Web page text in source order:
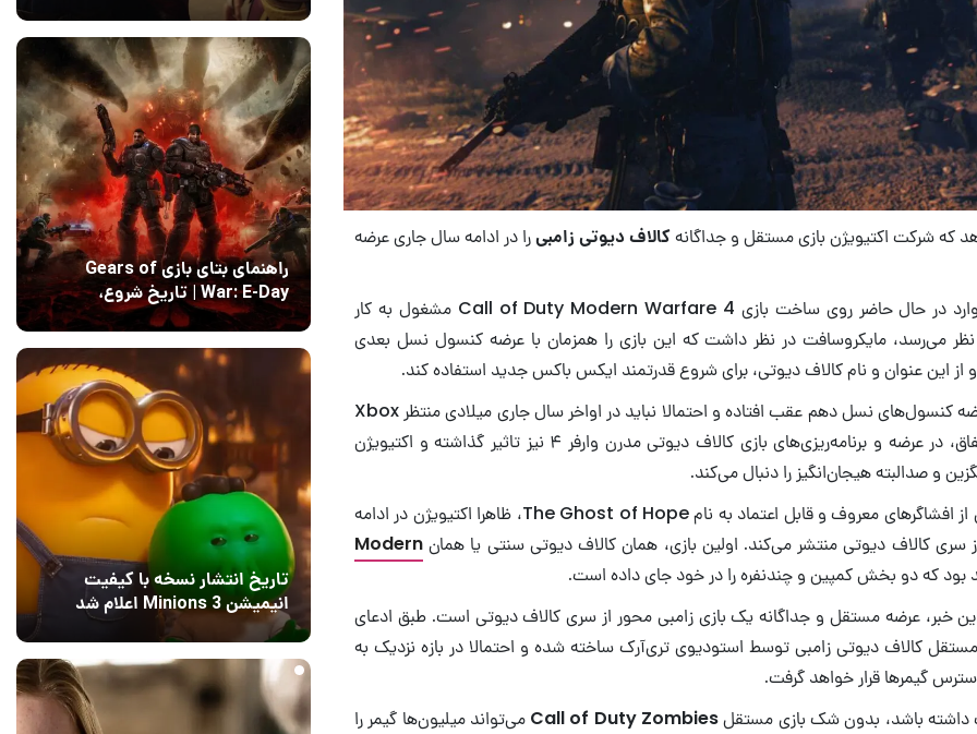
که شرکت اکتیویژن بازی مستقل و جداگانهکالاف دیوتی زامبیرا در ادامه سال جاری عرضه
استودیو اینفینیتی وارد در حال حاضر روی ساخت بازی Call of Duty Modern Warfare 4 مشغول به کار
می‌رسد، مایکروسافت در نظر داشت که این بازی را همزمان با عرضه کنسول نسل بعدی
این عنوان و نام کالاف دیوتی، برای شروع قدرتمند ایکس باکس جدید استفاده کند.
با این حال، ظاهرا عرضه کنسول‌های نسل دهم عقب افتاده و احتمالا نباید در اواخر سال جاری میلادی منتظر Xbox
بعدی باشید. این اتفاق، در عرضه و برنامه‌ریزی‌های بازی کالاف دیوتی مدرن وارفر ۴ نیز تاثیر گذاشته و اکتیویژن
و صدالبته هیجان‌انگیز را دنبال می‌کند.
بر اساس گزارش یکی از افشاگرهای معروف و قابل اعتماد به نام The Ghost of Hope، ظاهرا اکتیویژن در ادامه
سری کالاف دیوتی منتشر می‌کند. اولین بازی، همان کالاف دیوتی سنتی یا همان Modern
بود که دو بخش کمپین و چندنفره را در خود جای داده است.
خبر، عرضه مستقل و جداگانه یک بازی زامبی محور از سری کالاف دیوتی است. طبق ادعای
مستقل کالاف دیوتی زامبی توسط استودیوی تری‌آرک ساخته شده و احتمالا در بازه نزدیک به
داشته باشد، بدون شک بازی مستقلCall of Duty Zombies می‌تواند میلیون‌ها گیمر را
۰
راهنمای بتای بازی Gears of
War: E-Day | تاریخ‌ شروع،
محتواها و نحوه دسترسی
تاریخ انتشار نسخه با کیفیت
انیمیشن Minions 3 اعلام شد